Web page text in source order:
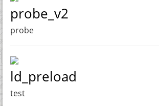
probe_v2
probe
ld_preload
test